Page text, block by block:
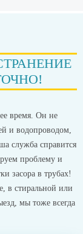
время. Он не
и водопроводом,
служба справится
проблему и
засора в трубах!
в стиральной или
мы тоже всегда